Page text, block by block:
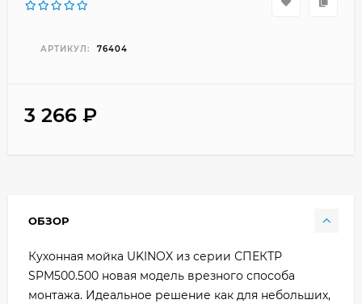
АРТИКУЛ: 76404
3 266 ₽
ОБЗОР
Кухонная мойка UKINOX из серии СПЕКТР
SPM500.500 новая модель врезного способа
монтажа. Идеальное решение как для небольших,